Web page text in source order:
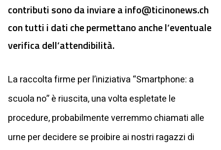
contributi sono da inviare ainfo@ticinonews.ch
con tutti i dati che permettano anche l’eventuale
verifica dell’attendibilità.
La raccolta firme per l’iniziativa “Smartphone: a
scuola no” è riuscita, una volta espletate le
procedure, probabilmente verremmo chiamati alle
urne per decidere se proibire ai nostri ragazzi di